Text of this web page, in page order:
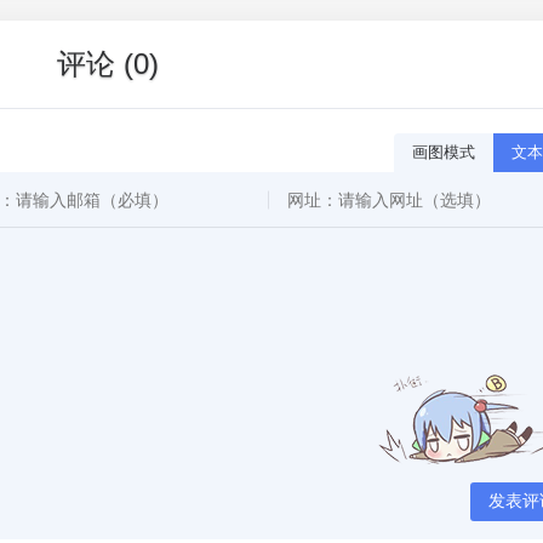
评论 (0)
画图模式 文
发表评